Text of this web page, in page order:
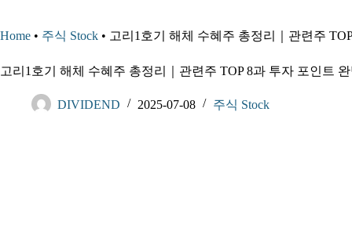
Home • 주식 Stock • 고리1호기 해체 수혜주 총정리｜관련주
고리1호기 해체 수혜주 총정리｜관련주 TOP 8과 투자 포인트
DIVIDEND 2025-07-08 주식 Stock